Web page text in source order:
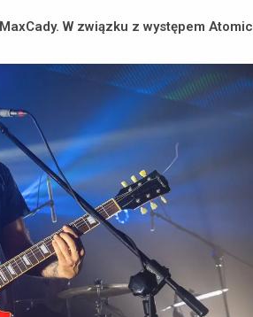
W związku z występem